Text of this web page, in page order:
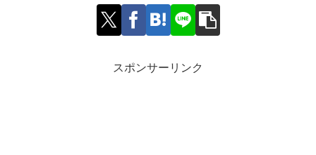
スポンサーリンク